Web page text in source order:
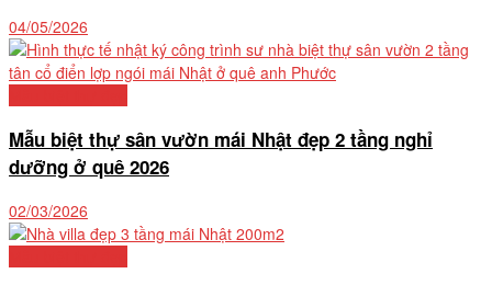
04/05/2026
Mẫu biệt thự sân vườn mái Nhật đẹp 2 tầng nghỉ
dưỡng ở quê 2026
02/03/2026